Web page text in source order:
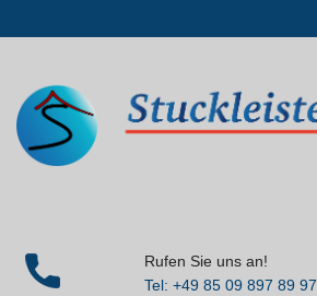
Rufen Sie uns an!
Tel: +49 85 09 897 89 97